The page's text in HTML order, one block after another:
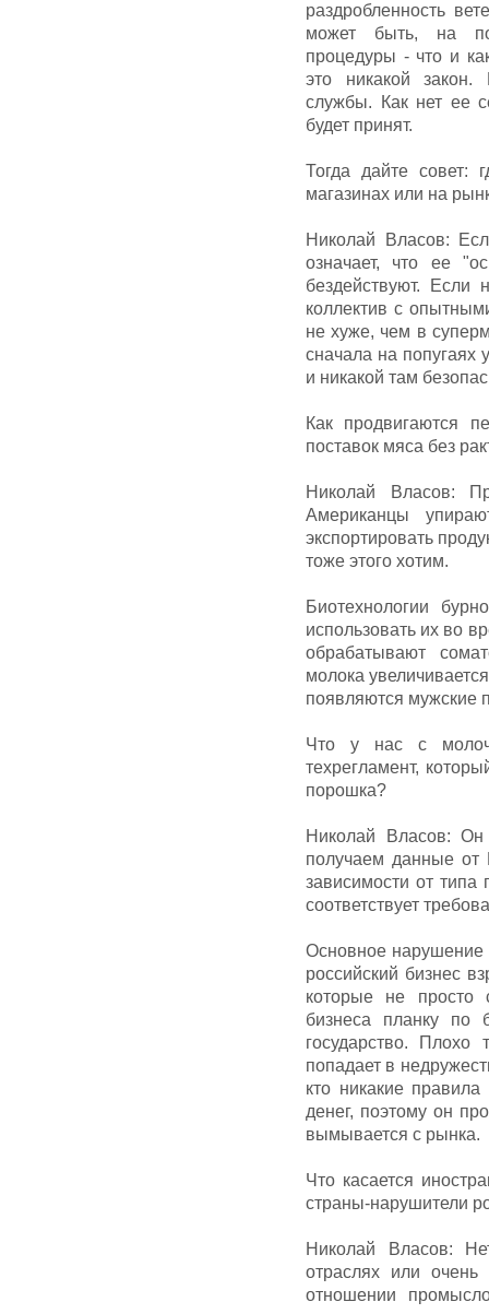
раздробленность
может быть, на
процедуры - что и
это никакой закон.
службы. Как нет ее
будет принят.
Тогда дайте совет:
магазинах или на
Николай Власов:
означает, что ее
бездействуют. Если
коллектив с
не хуже, чем в
сначала на попугаях
и никакой там
Как продвигаются
поставок мяса без
Николай Власов:
Американцы
экспортировать
тоже этого хотим.
Биотехнологии
использовать их во
обрабатывают
молока
появляются мужские
Что у нас с
техрегламент,
порошка?
Николай Власов: Он
получаем данные от
зависимости от
соответствует
Основное нарушение
российский бизнес
которые не просто
бизнеса планку по
государство. Плохо
попадает в
кто никакие
денег, поэтому он
вымывается с рынка.
Что касается
страны-нарушители
Николай Власов:
отраслях или
отношении